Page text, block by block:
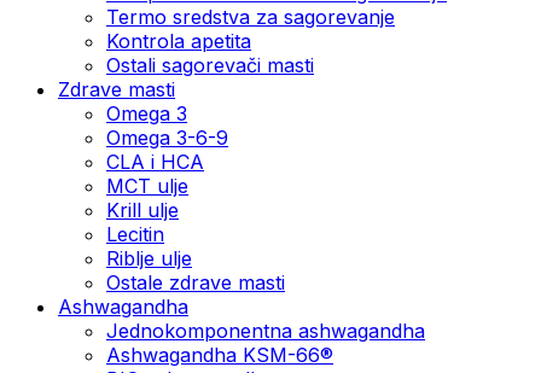
Termo sredstva za sagorevanje
Kontrola apetita
Ostali sagorevači masti
Zdrave masti
Omega 3
Omega 3-6-9
CLA i HCA
MCT ulje
Krill ulje
Lecitin
Riblje ulje
Ostale zdrave masti
Ashwagandha
Jednokomponentna ashwagandha
Ashwagandha KSM-66®